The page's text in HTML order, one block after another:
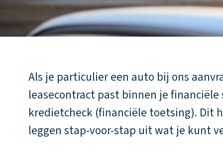
Als je particulier een auto bij ons
leasecontract past binnen je
kredietcheck (financiële toetsing). Dit
leggen stap-voor-stap uit wat je kunt